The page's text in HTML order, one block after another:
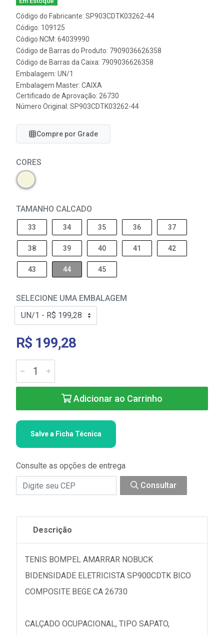
Código do Fabricante: SP903CDTK03262-44
Código: 109125
Código NCM: 64039990
Código de Barras do Produto: 7909036626358
Código de Barras da Caixa: 7909036626358
Embalagem: UN/1
Embalagem Master: CAIXA
Certificado de Aprovação: 26730
Número Original: SP903CDTK03262-44
Compre por Grade
CORES
TAMANHO CALCADO
33 34 35 36 37
38 39 40 41 42
43 44 45
SELECIONE UMA EMBALAGEM
R$ 199,28
Adicionar ao Carrinho
Salve a Ficha Técnica
Consulte as opções de entrega
Consultar
Descrição
TENIS BOMPEL AMARRAR NOBUCK
BIDENSIDADE ELETRICISTA SP900CDTK BICO
COMPOSITE BEGE CA 26730
CALÇADO OCUPACIONAL, TIPO SAPATO,